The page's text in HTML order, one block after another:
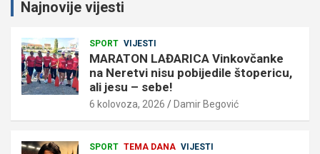
Najnovije vijesti
SPORT VIJESTI
MARATON LAĐARICA Vinkovčanke
na Neretvi nisu pobijedile štopericu,
ali jesu – sebe!
6 kolovoza, 2026 Damir Begović
SPORT TEMA DANA VIJESTI